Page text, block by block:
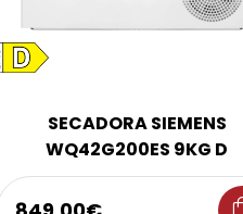
SECADORA SIEMENS
WQ42G200ES 9KG D